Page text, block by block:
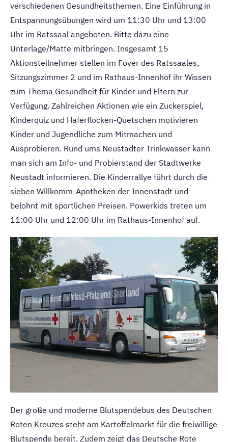
verschiedenen Gesundheitsthemen. Eine Einführung in
Entspannungsübungen wird um 11:30 Uhr und 13:00
Uhr im Ratssaal angeboten. Bitte dazu eine
Unterlage/Matte mitbringen. Insgesamt 15
Aktionsteilnehmer stellen im Foyer des Ratssaales,
Sitzungszimmer 2 und im Rathaus-Innenhof ihr Wissen
zum Thema Gesundheit für Kinder und Eltern zur
Verfügung. Zahlreichen Aktionen wie ein Zuckerspiel,
Kinderquiz und Haferflocken-Quetschen motivieren
Kinder und Jugendliche zum Mitmachen und
Ausprobieren. Rund ums Neustadter Trinkwasser kann
man sich am Info- und Probierstand der Stadtwerke
Neustadt informieren. Die Kinderrallye führt durch die
sieben Willkomm-Apotheken der Innenstadt und
belohnt mit sportlichen Preisen. Powerkids treten um
11:00 Uhr und 12:00 Uhr im Rathaus-Innenhof auf.
Der große und moderne Blutspendebus des Deutschen
Roten Kreuzes steht am Kartoffelmarkt für die freiwillige
Blutspende bereit. Zudem zeigt das Deutsche Rote